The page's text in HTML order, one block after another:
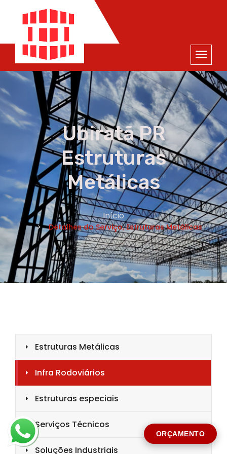
ORÇAMENTO
×
ORÇAMENTO
NOME *
E-MAIL *
TELEFONE *
CIDADE *
MENSAGEM *